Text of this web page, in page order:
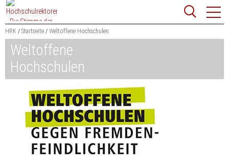
Zum
Content
springen
Suchbegriff
HRK Startseite Weltoffene Hochschulen
Weltoffene
Hochschulen